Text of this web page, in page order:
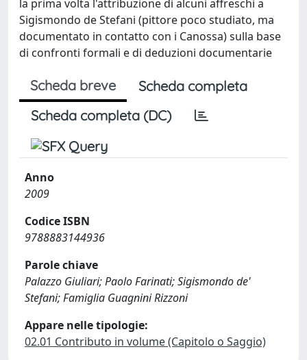
la prima volta l'attribuzione di alcuni affreschi a
Sigismondo de Stefani (pittore poco studiato, ma
documentato in contatto con i Canossa) sulla base
di confronti formali e di deduzioni documentarie
Scheda breve
Scheda completa
Scheda completa (DC)
Anno
2009
Codice ISBN
9788883144936
Parole chiave
Palazzo Giuliari; Paolo Farinati; Sigismondo de'
Stefani; Famiglia Guagnini Rizzoni
Appare nelle tipologie:
02.01 Contributo in volume (Capitolo o Saggio)